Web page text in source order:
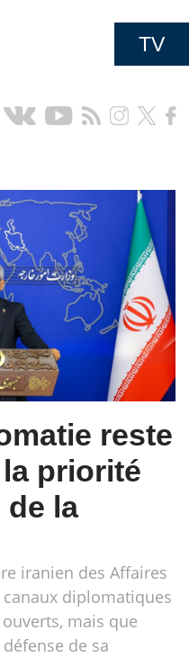
TV
reste
priorité
de la
iranien des Affaires
diplomatiques
mais que
de sa